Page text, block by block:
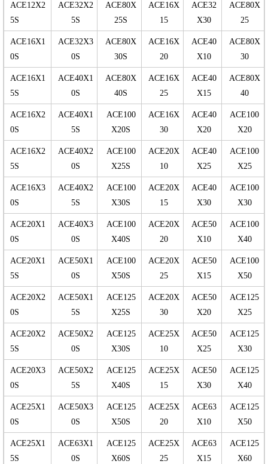
ACE12X2
5S
ACE32X2
5S
ACE80X
25S
ACE16X
15
ACE32
X30
ACE80X
25
ACE16X1
0S
ACE32X3
0S
ACE80X
30S
ACE16X
20
ACE40
X10
ACE80X
30
ACE16X1
5S
ACE40X1
0S
ACE80X
40S
ACE16X
25
ACE40
X15
ACE80X
40
ACE16X2
0S
ACE40X1
5S
ACE100
X20S
ACE16X
30
ACE40
X20
ACE100
X20
ACE16X2
5S
ACE40X2
0S
ACE100
X25S
ACE20X
10
ACE40
X25
ACE100
X25
ACE16X3
0S
ACE40X2
5S
ACE100
X30S
ACE20X
15
ACE40
X30
ACE100
X30
ACE20X1
0S
ACE40X3
0S
ACE100
X40S
ACE20X
20
ACE50
X10
ACE100
X40
ACE20X1
5S
ACE50X1
0S
ACE100
X50S
ACE20X
25
ACE50
X15
ACE100
X50
ACE20X2
0S
ACE50X1
5S
ACE125
X25S
ACE20X
30
ACE50
X20
ACE125
X25
ACE20X2
5S
ACE50X2
0S
ACE125
X30S
ACE25X
10
ACE50
X25
ACE125
X30
ACE20X3
0S
ACE50X2
5S
ACE125
X40S
ACE25X
15
ACE50
X30
ACE125
X40
ACE25X1
0S
ACE50X3
0S
ACE125
X50S
ACE25X
20
ACE63
X10
ACE125
X50
ACE25X1
5S
ACE63X1
0S
ACE125
X60S
ACE25X
25
ACE63
X15
ACE125
X60